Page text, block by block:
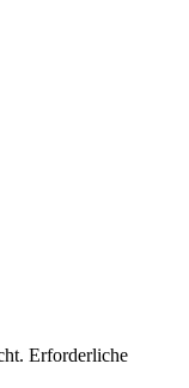
Erforderliche